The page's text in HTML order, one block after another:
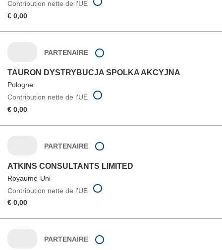
Contribution nette de l'UE
€ 0,00
PARTENAIRE
TAURON DYSTRYBUCJA SPOLKA AKCYJNA
Pologne
Contribution nette de l'UE
€ 0,00
PARTENAIRE
ATKINS CONSULTANTS LIMITED
Royaume-Uni
Contribution nette de l'UE
€ 0,00
PARTENAIRE